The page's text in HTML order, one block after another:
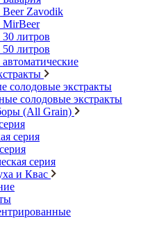
Zavodik
литров
литров
солодовые экстракты
солодовые экстракты
(All Grain)
серия
серия
и Квас